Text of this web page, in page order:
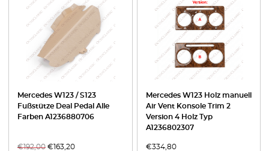
Mercedes W123 / S123
Fußstütze Deal Pedal Alle
Farben A1236880706
€192,00 €163,20
Mercedes W123 Holz manuell
Air Vent Konsole Trim 2
Version 4 Holz Typ
A1236802307
€334,80